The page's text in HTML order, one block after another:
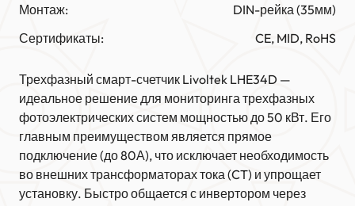
Монтаж:
DIN-рейка (35мм)
Сертификаты:
CE, MID, RoHS
Трехфазный смарт-счетчик Livoltek LHE34D —
идеальное решение для мониторинга трехфазных
фотоэлектрических систем мощностью до 50 кВт. Его
главным преимуществом является прямое
подключение (до 80А), что исключает необходимость
во внешних трансформаторах тока (CT) и упрощает
установку. Быстро общается с инвертором через